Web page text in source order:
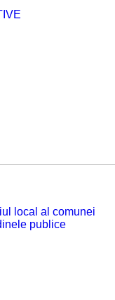
local al comunei
publice